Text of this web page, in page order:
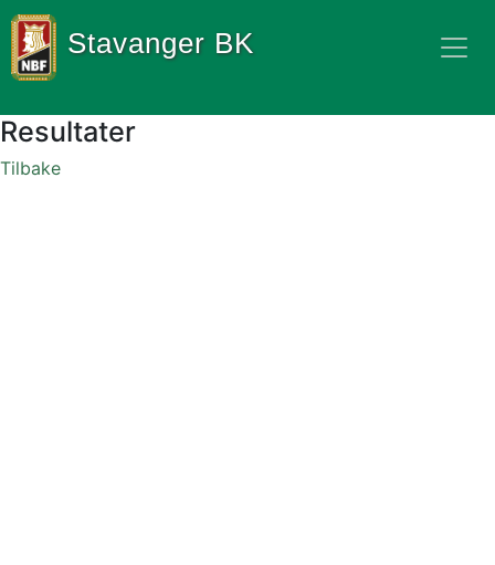
Stavanger BK
Resultater
Tilbake